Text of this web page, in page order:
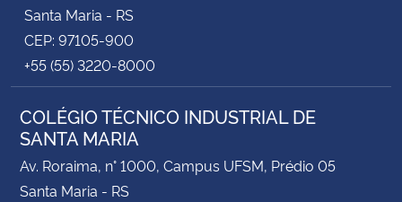
Santa Maria - RS
CEP: 97105-900
+55 (55) 3220-8000
COLÉGIO TÉCNICO INDUSTRIAL DE
SANTA MARIA
Av. Roraima, n° 1000, Campus UFSM, Prédio 05
Santa Maria - RS